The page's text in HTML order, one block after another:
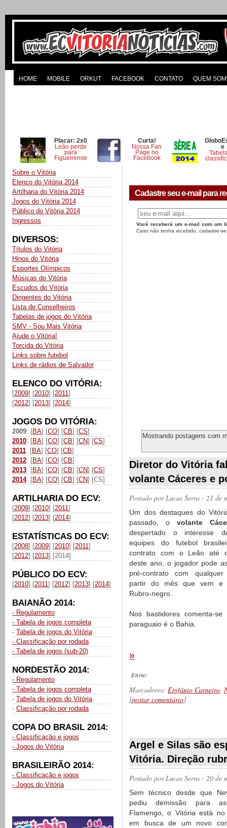
HOME MOBILE ORKUT FACEBOOK CONTATO QUEM
Placar: 2x0
Leão perde
para
Figueirense
Curta!
Nossa Fan
Page no
Facebook
e
Sobre o Vitória
Elenco do Vitória 2014
Artilharia do Vitória 2014
Jogos do Vitória 2014
Público do Vitória 2014
Ingressos
DIVERSOS:
Títulos do Vitória
Hinos do Vitória
Esportes Olímpicos
Músicas do Vitória
Escudos do Vitória
Dirigentes do Vitória
Lista de Conselheiros
Tabelas de jogos do Vitória
SMV - Sou Mais Vitória
Ajude o Vitória!
Torcida do Vitória
Links sobre futebol
Links de rádios de Salvador
ELENCO DO VITÓRIA:
[2009] [2010] [2011]
[2012] [2013] [2014]
JOGOS DO VITÓRIA:
2009: [BA] [CO] [CB] [CS]
2010: [BA] [CO] [CB] [CN] [CS]
2011: [BA] [CO] [CB]
2012: [BA] [CO] [CB]
2013: [BA] [CO] [CB] [CN] [CS]
2014: [BA] [CO] [CB] [CN] [CS]
ARTILHARIA DO ECV:
[2009] [2010] [2011]
[2012] [2013] [2014]
ESTATÍSTICAS DO ECV:
[2008] [2009] [2010] [2011]
[2012] [2013] [2014]
PÚBLICO DO ECV:
[2010] [2011] [2012] [2013] [2014]
BAIANÃO 2014:
- Regulamento
- Tabela de jogos completa
- Tabela de jogos do Vitória
- Classificação por rodada
- Tabela de jogos (sub-20)
NORDESTÃO 2014:
- Regulamento
- Tabela de jogos completa
- Tabela de jogos do Vitória
- Classificação por rodada
COPA DO BRASIL 2014:
- Classificação e jogos
- Jogos do Vitória
BRASILEIRÃO 2014:
- Classificação e jogos
- Jogos do Vitória
Cadastre seu e-mail para
Você receberá um e-mail com um
Caso não tenha recebido, cadastre-
Mostrando postagens com
Diretor do Vitória
volante Cáceres e
Postado porLucas Serra - 21 de
Um dos destaques do
passado, o volante
despertado o interesse
equipes do futebol
contrato com o Leão até
deste ano, o jogador pode
pré-contrato com
partir do mês que vem e
Rubro-negro.
Nos bastidores comenta-
paraguaio é o Bahia.
»
Envie:
Marcadores: Epifânio Carneiro,
[postar comentário]
Argel e Silas são
Vitória. Direção
Postado por Lucas Serra - 20 de
Sem técnico desde que
pediu demissão para
Flamengo, o Vitória está no
em busca de um novo